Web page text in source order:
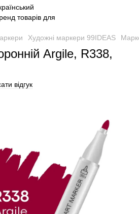
Художні маркери 99IDEAS
Argile, R338,
відгук